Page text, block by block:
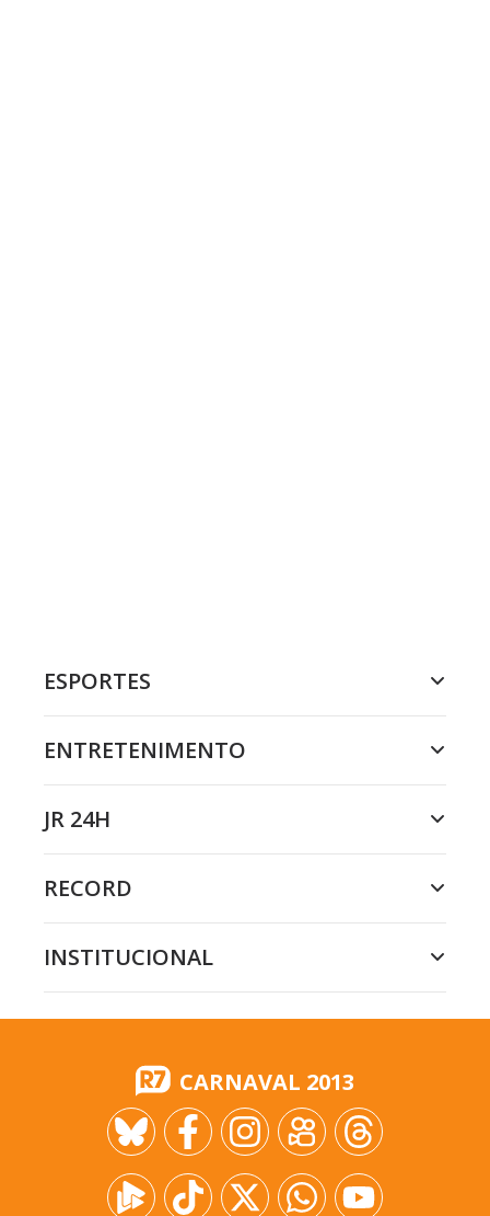
ESPORTES
ENTRETENIMENTO
JR 24H
RECORD
INSTITUCIONAL
CARNAVAL 2013